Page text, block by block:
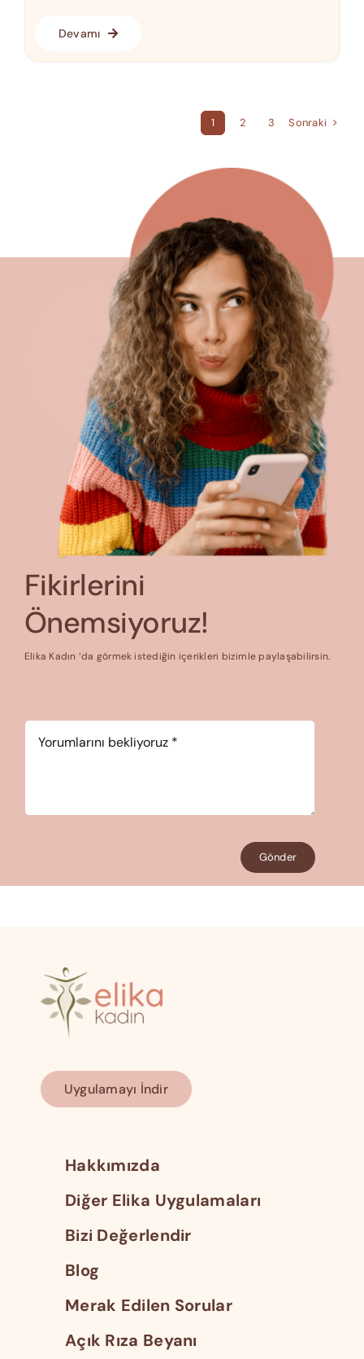
Devamı
1 2 3 Sonraki
Fikirlerini
Önemsiyoruz!
Elika Kadın ‘da görmek istediğin içerikleri bizimle paylaşabilirsin.
Gönder
Uygulamayı İndir
Hakkımızda
Diğer Elika Uygulamaları
Bizi Değerlendir
Blog
Merak Edilen Sorular
Açık Rıza Beyanı